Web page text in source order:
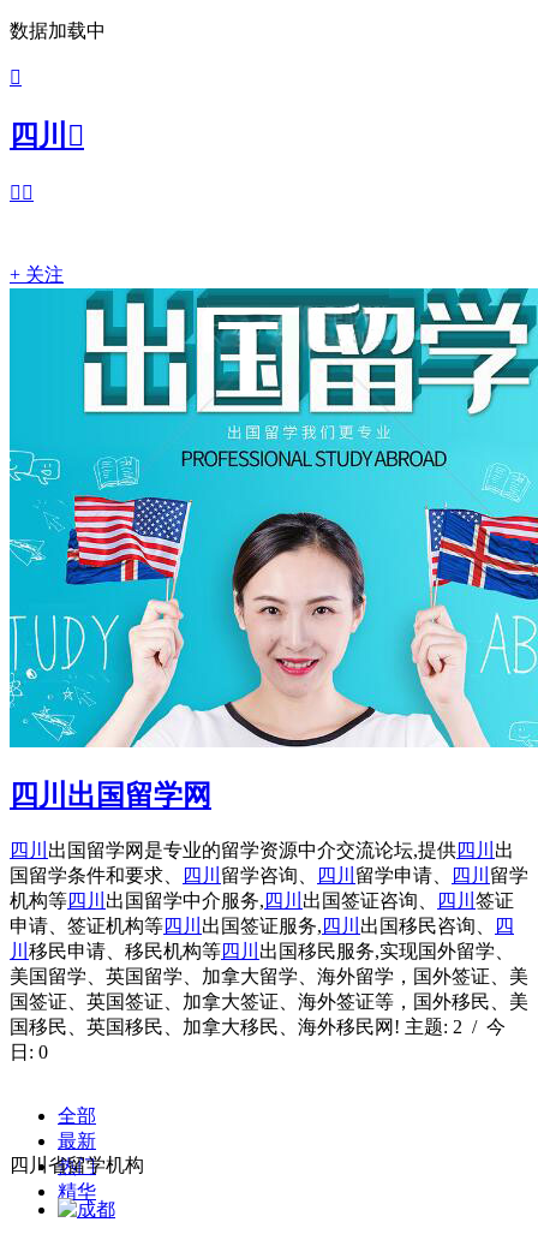
数据加载中

四川 
 
+ 关注
四川出国留学网
四川 出国留学网是专业的留学资源中介交流论坛,提供四川 出
国留学条件和要求、
四川 留学咨询、 四川 留学申请、 四川 留学
机构等四川 出国留学中介服务, 四川 出国签证咨询、 四川 签证
申请、签证机构等四川 出国签证服务, 四川 出国移民咨询、
四
川 移民申请、移民机构等四川 出国移民服务,实现国外留学、
美国留学、英国留学、加拿大留学、海外留学，国外签证、美
国签证、英国签证、加拿大签证、海外签证等，国外移民、美
国移民、英国移民、加拿大移民、海外移民网! 主题: 2 / 今
日: 0
全部
最新
热门
精华
四川省留学机构